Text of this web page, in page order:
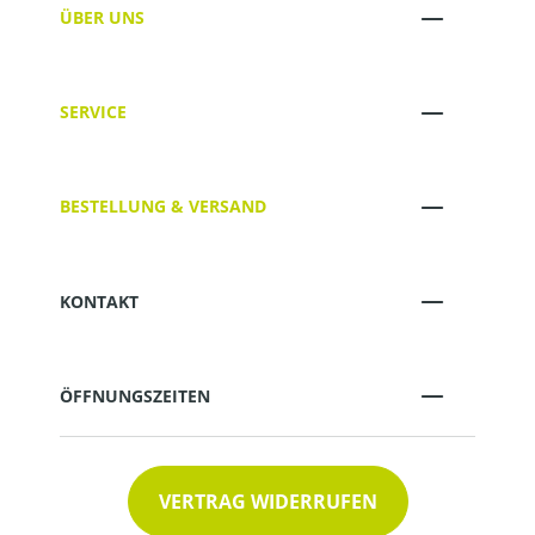
ÜBER UNS
SERVICE
BESTELLUNG & VERSAND
KONTAKT
ÖFFNUNGSZEITEN
VERTRAG WIDERRUFEN